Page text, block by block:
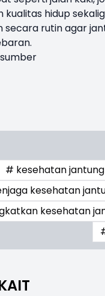
kualitas hidup
secara rutin agar
# kesehatan jantung
kesehatan
kesehatan